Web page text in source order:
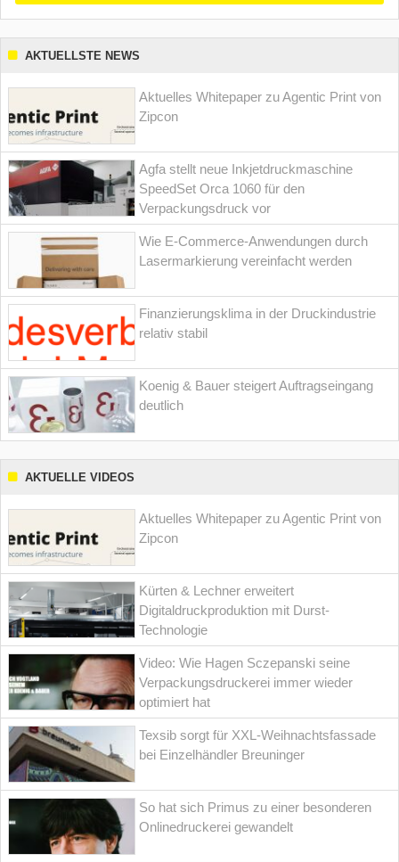
AKTUELLSTE NEWS
Aktuelles Whitepaper zu Agentic Print von
Zipcon
Agfa stellt neue Inkjetdruckmaschine
SpeedSet Orca 1060 für den
Verpackungsdruck vor
Wie E-Commerce-Anwendungen durch
Lasermarkierung vereinfacht werden
Finanzierungsklima in der Druckindustrie
relativ stabil
Koenig & Bauer steigert Auftragseingang
deutlich
AKTUELLE VIDEOS
Aktuelles Whitepaper zu Agentic Print von
Zipcon
Kürten & Lechner erweitert
Digitaldruckproduktion mit Durst-
Technologie
Video: Wie Hagen Sczepanski seine
Verpackungsdruckerei immer wieder
optimiert hat
Texsib sorgt für XXL-Weihnachtsfassade
bei Einzelhändler Breuninger
So hat sich Primus zu einer besonderen
Onlinedruckerei gewandelt